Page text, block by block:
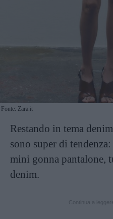
Fonte: Zara.it
Restando in tema
sono super di
mini gonna pantalone,
denim.